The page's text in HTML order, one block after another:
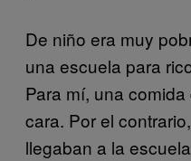
De niño era muy
una escuela para
Para mí, una
cara. Por el
llegaban a la